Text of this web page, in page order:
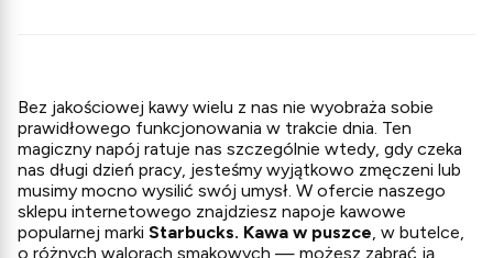
Bez jakościowej kawy wielu z nas nie wyobraża sobie
prawidłowego funkcjonowania w trakcie dnia. Ten
magiczny napój ratuje nas szczególnie wtedy, gdy czeka
nas długi dzień pracy, jesteśmy wyjątkowo zmęczeni lub
musimy mocno wysilić swój umysł. W ofercie naszego
sklepu internetowego znajdziesz napoje kawowe
popularnej marki Starbucks. Kawa w puszce, w butelce,
o różnych walorach smakowych — możesz zabrać ją